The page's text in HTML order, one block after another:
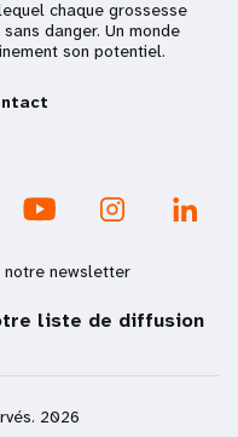
chaque grossesse
danger. Un monde
son potentiel.
notre newsletter
liste de diffusion
2026